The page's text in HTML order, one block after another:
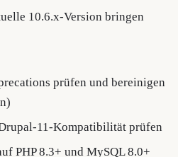
10.6.x-Version bringen
prüfen und bereinigen
11-Kompatibilität prüfen
PHP 8.3+ und MySQL 8.0+